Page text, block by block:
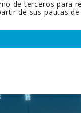
de terceros para
de sus pautas